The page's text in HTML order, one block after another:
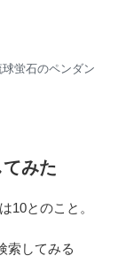
蛍石のペンダン
みた
10とのこと。
索してみる